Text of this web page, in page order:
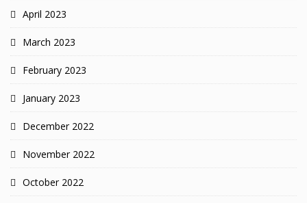
April 2023
March 2023
February 2023
January 2023
December 2022
November 2022
October 2022